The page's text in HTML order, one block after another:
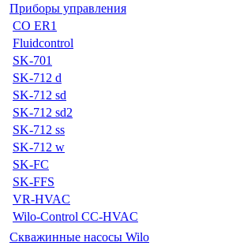
Приборы управления
CO ER1
Fluidcontrol
SK-701
SK-712 d
SK-712 sd
SK-712 sd2
SK-712 ss
SK-712 w
SK-FC
SK-FFS
VR-HVAC
Wilo-Control CC-HVAC
Скважинные насосы Wilo